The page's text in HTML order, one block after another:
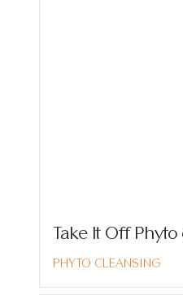
Take It Off
PHYTO CLEANSING